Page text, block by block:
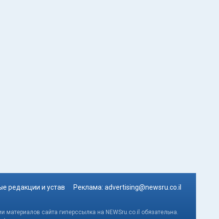
редакции и устав Реклама: advertising@newsru.co.il
сайта гиперссылка на NEWSru.co.il обязательна.